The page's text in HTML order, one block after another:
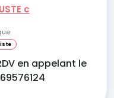
c
en appelant le